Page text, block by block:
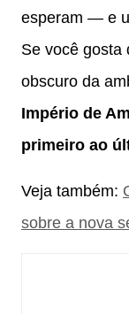
esperam — e
Se você gosta
obscuro da
Império de
primeiro ao
Veja também:
sobre a nova